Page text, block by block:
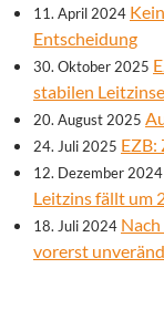
11. April 2024
Entscheidung
30. Oktober 2025
stabilen
20. August 2025
24. Juli 2025 EZB:
12. Dezember 2024
Leitzins fällt um
18. Juli 2024
vorerst